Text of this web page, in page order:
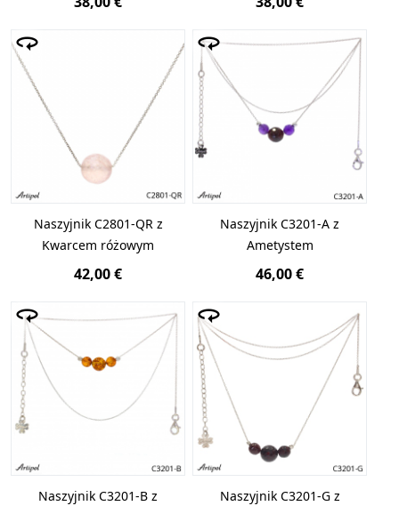
Naszyjnik C2801-QR z
Kwarcem różowym
42,00 €
Naszyjnik C3201-A z
Ametystem
46,00 €
Naszyjnik C3201-B z
Naszyjnik C3201-G z